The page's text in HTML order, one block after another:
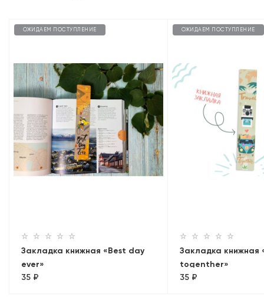
ОЖИДАЕМ ПОСТУПЛЕНИЕ
Закладка книжная «Best day
ever»
35 ₽
ОЖИДАЕМ ПОСТУПЛЕНИЕ
Закладка книжная
togenther»
35 ₽